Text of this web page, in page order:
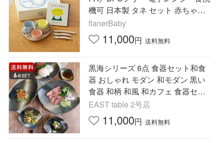
機可 日本製 タネ セット 赤ちゃん
子供 食器 離乳食 おしゃれ 出産祝
い お祝い
flanerBaby
11,000円 送料無料
黒海シリーズ 6点 食器セット和食
器 おしゃれ モダン 和モダン 黒い
食器 和柄 和風 和カフェ 食器セッ
ト ファミリー食器 家族食器 引っ
越し 単身赴任 爆買
EAST table 2号店
11,000円 送料無料